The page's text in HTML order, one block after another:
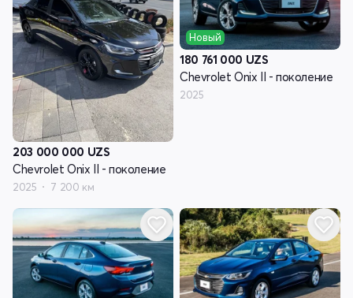
203 000 000 UZS
Chevrolet Onix II - поколение
2025 7 200 км
Новый
180 761 000 UZS
Chevrolet Onix II - поколение
2025